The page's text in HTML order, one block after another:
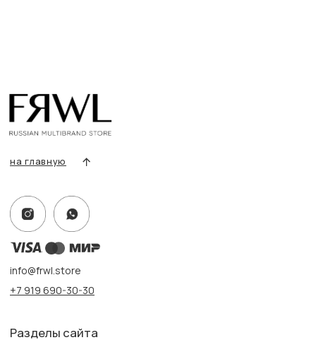
Контакты, реквизиты
Информация
Политика конфиденциальности
Публичная оферта
г. Казань, ул. Кремлевская, 2а ПН-ВС с 11:00 до 20:00
Адрес:
г. Казань, ул. Проспект Победы, 141 ТЦ МЕГА